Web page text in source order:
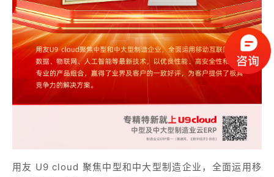
用友 U9 cloud 聚焦中型和中大型制造企业，全面运用移